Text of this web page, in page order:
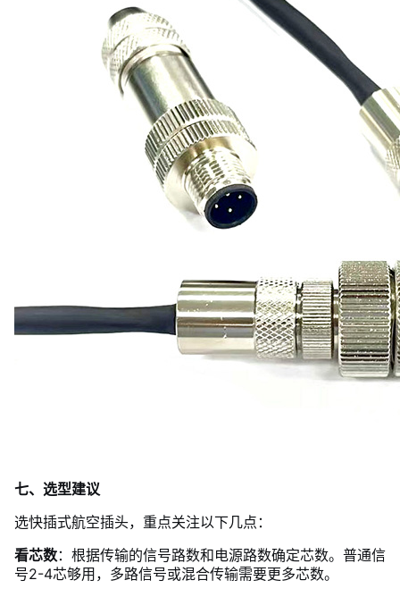
七、选型建议
选快插式航空插头，重点关注以下几点：
看芯数：根据传输的信号路数和电源路数确定芯数。普通信
号2-4芯够用，多路信号或混合传输需要更多芯数。